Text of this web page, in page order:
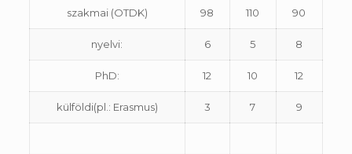
szakmai (OTDK) 98 110 90
nyelvi: 6 5 8
PhD: 12 10 12
külföldi(pl.: Erasmus) 3 7 9